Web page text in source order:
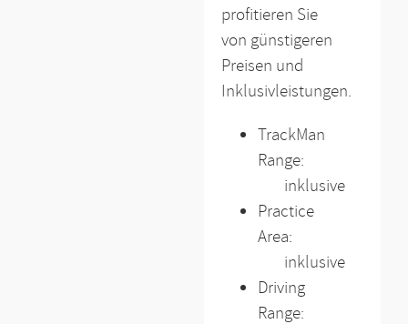
profitieren Sie
von günstigeren
Preisen und
Inklusivleistungen.
TrackMan
Range:
inklusive
Practice
Area:
inklusive
Driving
Range: